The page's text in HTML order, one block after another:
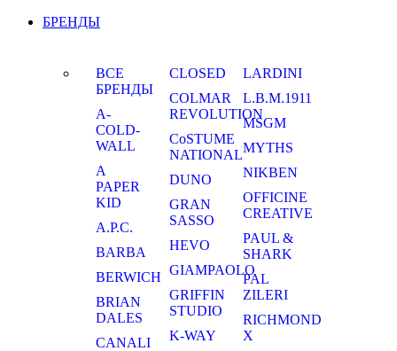
БРЕНДЫ
ВСЕ
БРЕНДЫ
A-
COLD-
WALL
A
PAPER
KID
A.P.C.
BARBA
BERWICH
BRIAN
DALES
CANALI
CLOSED
COLMAR
REVOLUTION
CoSTUME
NATIONAL
DUNO
GRAN
SASSO
HEVO
GIAMPAOLO
GRIFFIN
STUDIO
K-WAY
LARDINI
L.B.M.1911
MSGM
MYTHS
NIKBEN
OFFICINE
CREATIVE
PAUL &
SHARK
PAL
ZILERI
RICHMOND
X